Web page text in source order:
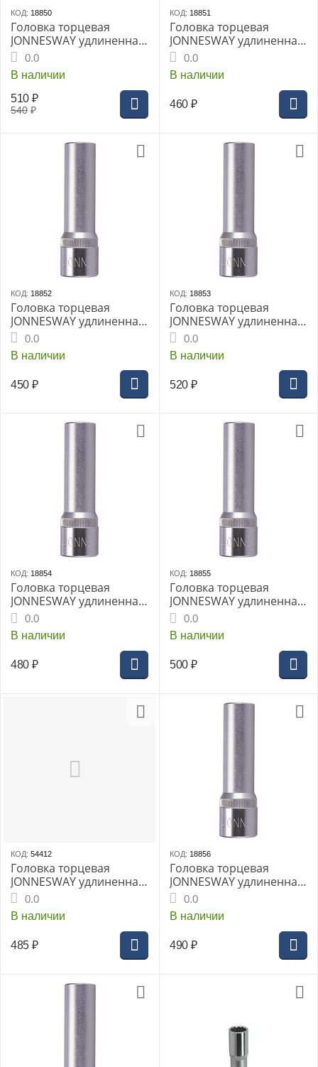
КОД: 18850
Головка торцевая
JONNESWAY удлиненная
1/2" 15мм (S04HD4115)
0.0
В наличии
540 ₽
510 ₽
КОД: 18851
Головка торцевая
JONNESWAY удлиненная
1/2" 16мм (S04HD4116)
0.0
В наличии
460 ₽
КОД: 18852
Головка торцевая
JONNESWAY удлиненная
1/2" 17мм (S04HD4117)
0.0
В наличии
450 ₽
КОД: 18853
Головка торцевая
JONNESWAY удлиненная
1/2" 18мм (S04HD4118)
0.0
В наличии
520 ₽
КОД: 18854
Головка торцевая
JONNESWAY удлиненная
1/2" 19мм (S04HD4119)
0.0
В наличии
480 ₽
КОД: 18855
Головка торцевая
JONNESWAY удлиненная
1/2" 20мм (S04HD4120)
0.0
В наличии
500 ₽
КОД: 54412
Головка торцевая
JONNESWAY удлиненная
1/2" 21мм (S04HD4121)
0.0
В наличии
485 ₽
КОД: 18856
Головка торцевая
JONNESWAY удлиненная
1/2" 22мм (S04HD4122)
0.0
В наличии
490 ₽